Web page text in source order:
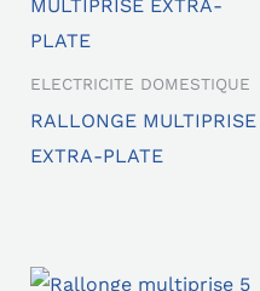
ELECTRICITE DOMESTIQUE
RALLONGE MULTIPRISE
EXTRA-PLATE